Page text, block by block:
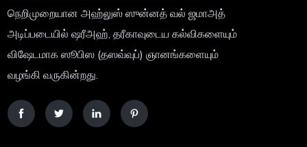
நெறிமுறையான அஹ்லுஸ் ஸுன்னத் வல் ஜமாஅத்
அடிப்படையில் ஷரீஅஹ், தரீகாவுடைய கல்விகளையும்
விஷேடமாக ஸூபிஸ (தஸவ்வுப்) ஞானங்களையும்
வழங்கி வருகின்றது.